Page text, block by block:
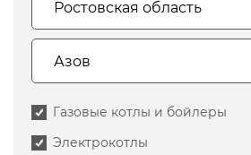
Газовые котлы и бойлеры
Электрокотлы